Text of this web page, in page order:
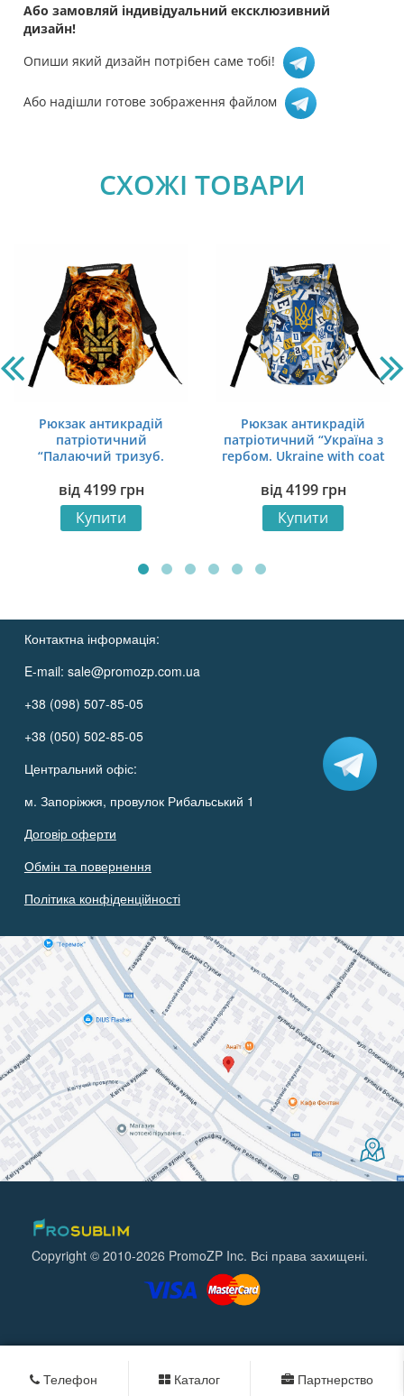
Або замовляй індивідуальний ексклюзивний
дизайн!
Опиши який дизайн потрібен саме тобі!
Або надішли готове зображення файлом
СХОЖІ ТОВАРИ
Рюкзак антикрадій
патріотичний
“Палаючий тризуб.
від4199 грн
Купити
Рюкзак антикрадій
патріотичний “Україна з
гербом. Ukraine with coat
від4199 грн
Купити
Контактна інформація:
E-mail: sale@promozp.com.ua
+38 (098) 507-85-05
+38 (050) 502-85-05
Центральний офіс:
м. Запоріжжя, провулок Рибальський 1
Договір оферти
Обмін та повернення
Політика конфіденційності
Copyright © 2010-2026 PromoZP Inc. Всі права захищені.
Телефон Каталог Партнерство